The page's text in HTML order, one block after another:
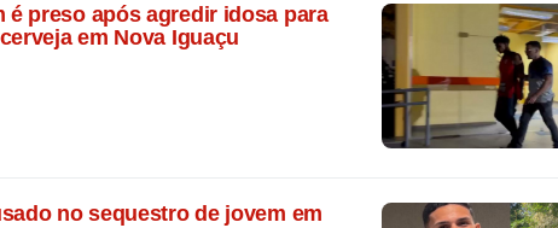
é preso após agredir idosa para
em Nova Iguaçu
no sequestro de jovem em